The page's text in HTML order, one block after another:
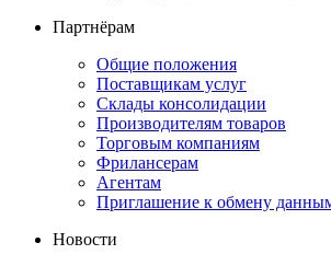
Партнёрам
Общие положения
Поставщикам услуг
Склады консолидации
Производителям товаров
Торговым компаниям
Фрилансерам
Агентам
Приглашение к обмену
Новости